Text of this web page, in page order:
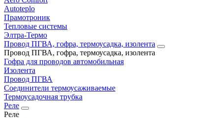
Autoteplo
Прамотроник
Тепловые системы
Элтра-Термо
Провод ПГВА, гофра, термоусадка, изолента
Провод ПГВА, гофра, термоусадка, изолента
Гофра для проводов автомобильная
Изолента
Провод ПГВА
Соединители термоусаживаемые
Термоусадочная трубка
Реле
Реле